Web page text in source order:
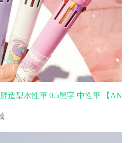
造型水性筆 0.5黑字 中性筆 【AN